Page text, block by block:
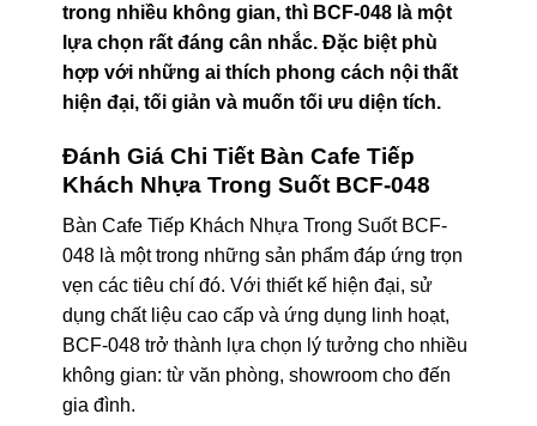
trong nhiều không gian, thì BCF-048 là một
lựa chọn rất đáng cân nhắc. Đặc biệt phù
hợp với những ai thích phong cách nội thất
hiện đại, tối giản và muốn tối ưu diện tích.
Đánh Giá Chi Tiết Bàn Cafe Tiếp
Khách Nhựa Trong Suốt BCF-048
Bàn Cafe Tiếp Khách Nhựa Trong Suốt BCF-
048 là một trong những sản phẩm đáp ứng trọn
vẹn các tiêu chí đó. Với thiết kế hiện đại, sử
dụng chất liệu cao cấp và ứng dụng linh hoạt,
BCF-048 trở thành lựa chọn lý tưởng cho nhiều
không gian: từ văn phòng, showroom cho đến
gia đình.